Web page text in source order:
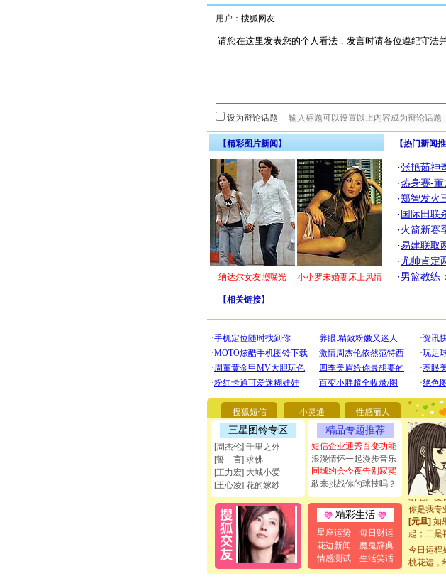
用户：
设为辩论话题
【精彩图片新闻】
纳达尔女友照曝光 小小罗未婚妻床上风情
【热门新闻推
·张艳茹神
·热身赛-
·郑智发火
·国际田联
·火箭新赛
·易建联取
·尤帅肯定
·男篮教练
【相关链接】
搜狐短信 小灵通 性感丽人
三星图铃专区
[周杰伦] 千里之外
[誓 言] 求佛
[王力宏] 大城小爱
[王心凌] 花的嫁纱
精品专题推荐
短信企业通秀百变功能
浪漫情怀一起漫步音乐
同城约会今夜告别寂寞
敢来挑战你的球技吗？
精彩生活
星座运势
每日财运
花边新闻
魔鬼辞典
情感测试
生活笑话
[圣诞节]
要平安！
[圣诞节]
能正大光
都要快乐
[圣诞节]
如意,快
[元旦]看
断电。爱
你是我专
[元旦]如
起；二是
离。水晶
[元旦]当
泣，这痛
卖了。水
今日运程
桃花运，